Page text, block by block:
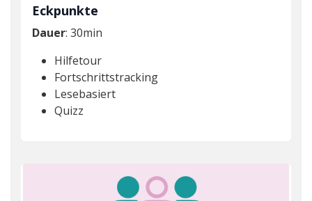
Eckpunkte
Dauer: 30min
Hilfetour
Fortschrittstracking
Lesebasiert
Quizz